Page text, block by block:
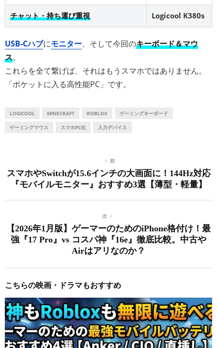
チャット・持ち運び重視 Logicool K380s
USB-Cハブにモニター、そして今回のキーボード＆マウ
ス。
これらを全て繋げば、それはもうスマホではありません。
「ポケットに入る高性能PC」です。
LOGICOOL MINECRAFT ROBLOX ゲーミングキーボード
ゲーミングマウス スマホPC化 入力デバイス
前
スマホやSwitchが15.6インチの大画面に！144Hz対応
『モバイルモニター』おすすめ3選【薄型・軽量】
次
【2026年1月版】ゲーマーのためのiPhone格付け！最
強『17 Pro』vs コスパ神『16e』徹底比較。中古や
Airはアリなのか？
こちらの映画・ドラマもおすすめ